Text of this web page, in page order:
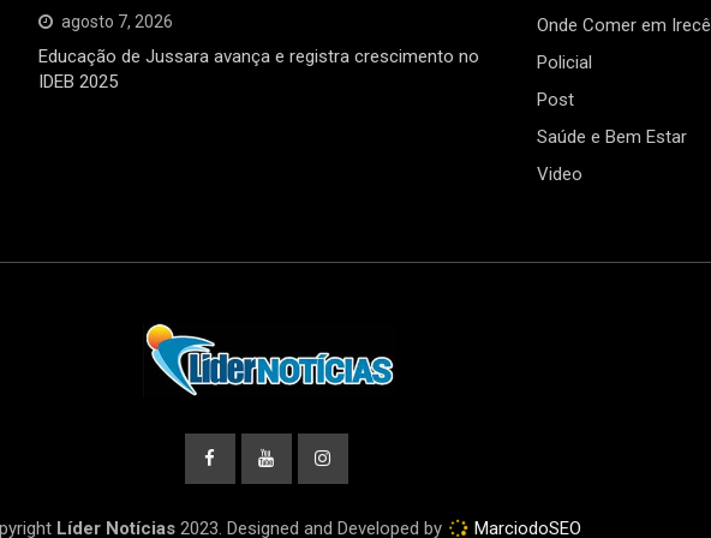
agosto 7, 2026
Educação de Jussara avança e registra crescimento no
IDEB 2025
Onde Comer em Irecê
Policial
Post
Saúde e Bem Estar
Video
Líder Notícias2023. Designed and Developed by MarciodoSEO